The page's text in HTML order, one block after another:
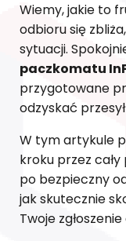
Wiemy, jakie to
odbioru się
sytuacji.
paczkomatu
przygotowane
odzyskać
W tym artykule
kroku przez
po bezpieczny
jak skutecznie
Twoje